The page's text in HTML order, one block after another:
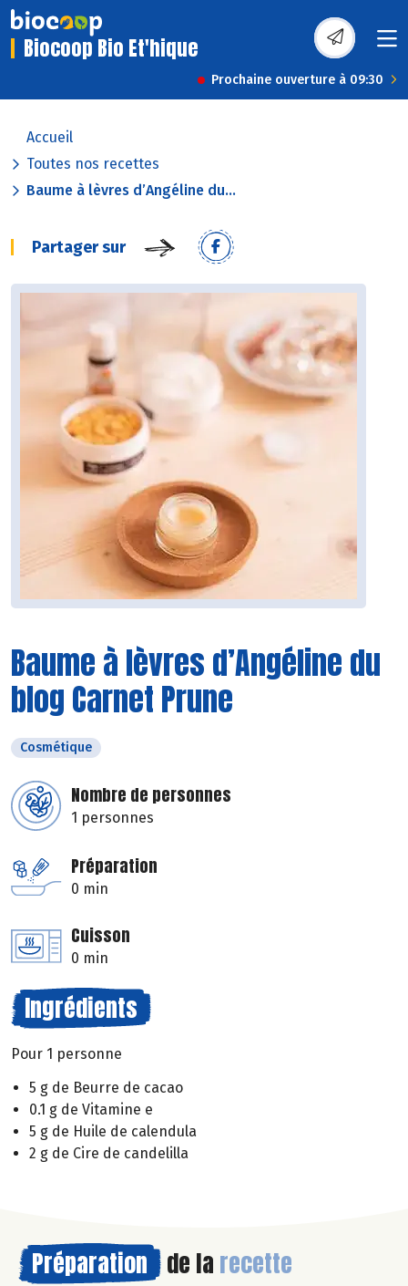
Biocoop Bio Et'hique
Prochaine ouverture à 09:30
Accueil
Toutes nos recettes
Baume à lèvres d’Angéline du...
Partager sur
Baume à lèvres d’Angéline du
blog Carnet Prune
Cosmétique
Nombre de personnes
1 personnes
Préparation
0 min
Cuisson
0 min
Ingrédients
Pour 1 personne
5 g de Beurre de cacao
0.1 g de Vitamine e
5 g de Huile de calendula
2 g de Cire de candelilla
Préparation de la recette